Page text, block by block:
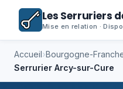
Les Serruriers
Mise en relation ·
Accueil›Bourgogne-
Serrurier Arcy-sur-Cure